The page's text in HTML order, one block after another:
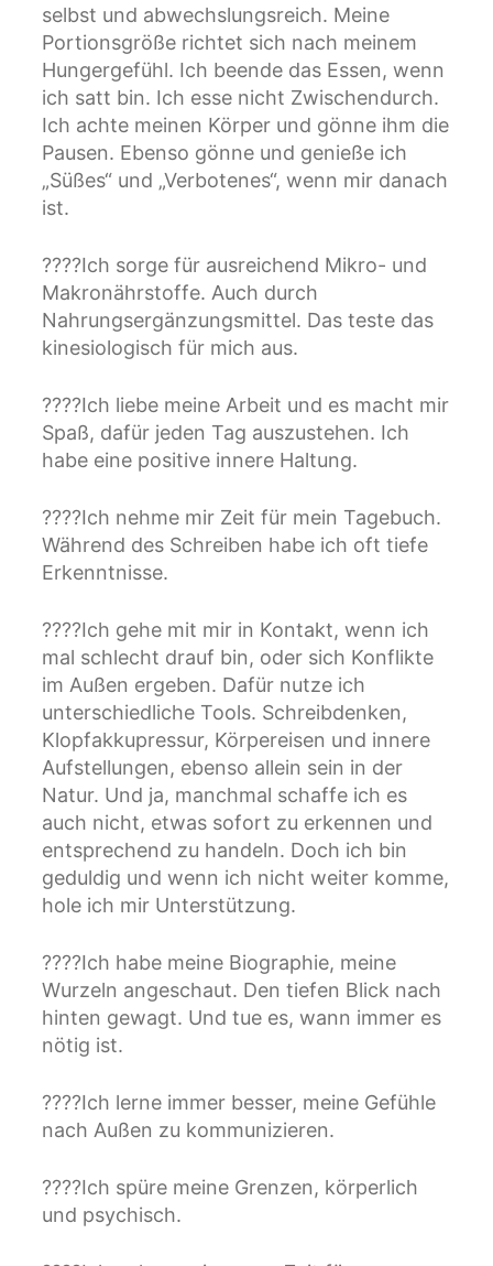
selbst und abwechslungsreich. Meine
Portionsgröße richtet sich nach meinem
Hungergefühl. Ich beende das Essen, wenn
ich satt bin. Ich esse nicht Zwischendurch.
Ich achte meinen Körper und gönne ihm die
Pausen. Ebenso gönne und genieße ich
„Süßes“ und „Verbotenes“, wenn mir danach
ist.
????Ich sorge für ausreichend Mikro- und
Makronährstoffe. Auch durch
Nahrungsergänzungsmittel. Das teste das
kinesiologisch für mich aus.
????Ich liebe meine Arbeit und es macht mir
Spaß, dafür jeden Tag auszustehen. Ich
habe eine positive innere Haltung.
????Ich nehme mir Zeit für mein Tagebuch.
Während des Schreiben habe ich oft tiefe
Erkenntnisse.
????Ich gehe mit mir in Kontakt, wenn ich
mal schlecht drauf bin, oder sich Konflikte
im Außen ergeben. Dafür nutze ich
unterschiedliche Tools. Schreibdenken,
Klopfakkupressur, Körpereisen und innere
Aufstellungen, ebenso allein sein in der
Natur. Und ja, manchmal schaffe ich es
auch nicht, etwas sofort zu erkennen und
entsprechend zu handeln. Doch ich bin
geduldig und wenn ich nicht weiter komme,
hole ich mir Unterstützung.
????Ich habe meine Biographie, meine
Wurzeln angeschaut. Den tiefen Blick nach
hinten gewagt. Und tue es, wann immer es
nötig ist.
????Ich lerne immer besser, meine Gefühle
nach Außen zu kommunizieren.
????Ich spüre meine Grenzen, körperlich
und psychisch.